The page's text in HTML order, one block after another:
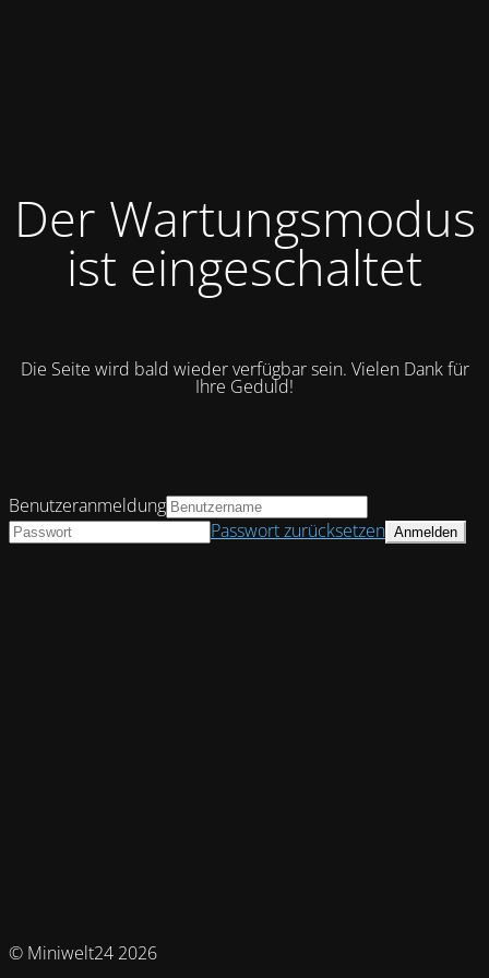
Der Wartungsmodus
ist eingeschaltet
Die Seite wird bald wieder verfügbar sein. Vielen Dank für
Ihre Geduld!
© Miniwelt24 2026
Benutzeranmeldung
Passwort zurücksetzen